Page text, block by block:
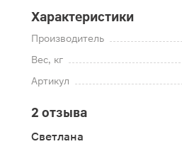
Характеристики
Производитель
Вес, кг
Артикул
2 отзыва
Светлана